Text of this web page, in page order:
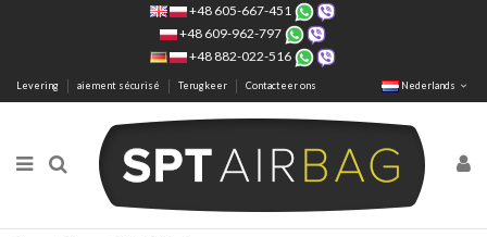
+48 605-667-451
+48 609-962-797
+48 882-022-516
Levering aiement sécurisé Terugkeer Contacteer ons Nederlands